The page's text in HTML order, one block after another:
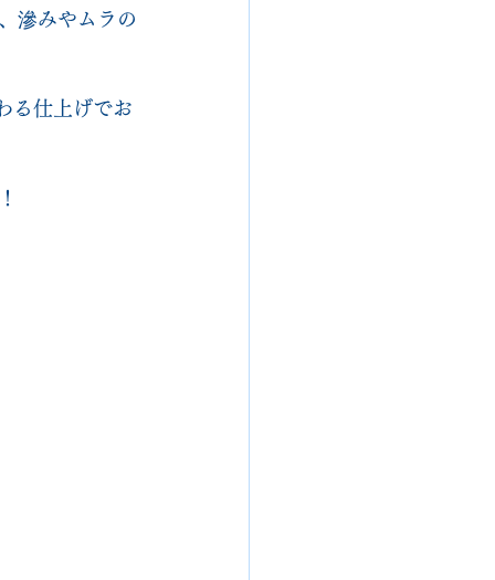
滲みやムラの
る仕上げでお